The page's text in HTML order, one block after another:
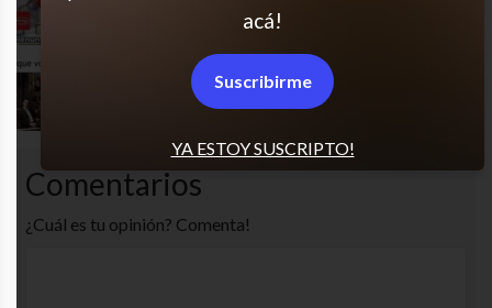
Qué les pareció?
Comentarios
¿Cuál es tu opinión? Comenta!
YA ESTOY SUSCRIPTO!
acá!
Suscribirme